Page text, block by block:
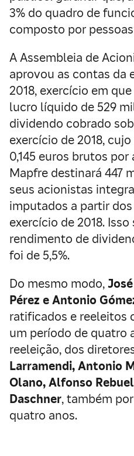
3% do quadro de
composto por
A Assembleia de
aprovou as contas da
2018, exercício em
lucro líquido de 529
dividendo cobrado
exercício de 2018,
0,145 euros brutos por
Mapfre destinará 447
seus acionistas
imputados a partir
exercício de 2018.
rendimento de
foi de 5,5%.
Do mesmo modo,
Pérez e Antonio
ratificados e reeleitos
um período de quatro
reeleição, dos
Larramendi, Antonio
Olano, Alfonso
Daschner, também
quatro anos.